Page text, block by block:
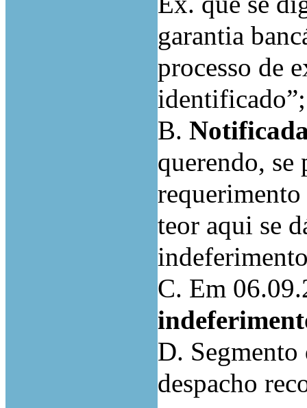
garantia
processo de
identificado”;
B.
querendo,
teor aqui se
C. Em
D.
despacho